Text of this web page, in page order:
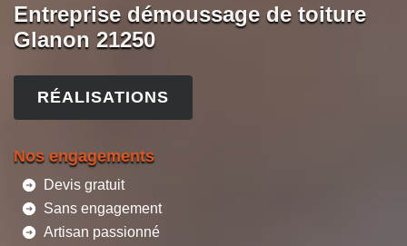
Entreprise démoussage de toiture
Glanon 21250
RÉALISATIONS
Nos engagements
Devis gratuit
Sans engagement
Artisan passionné